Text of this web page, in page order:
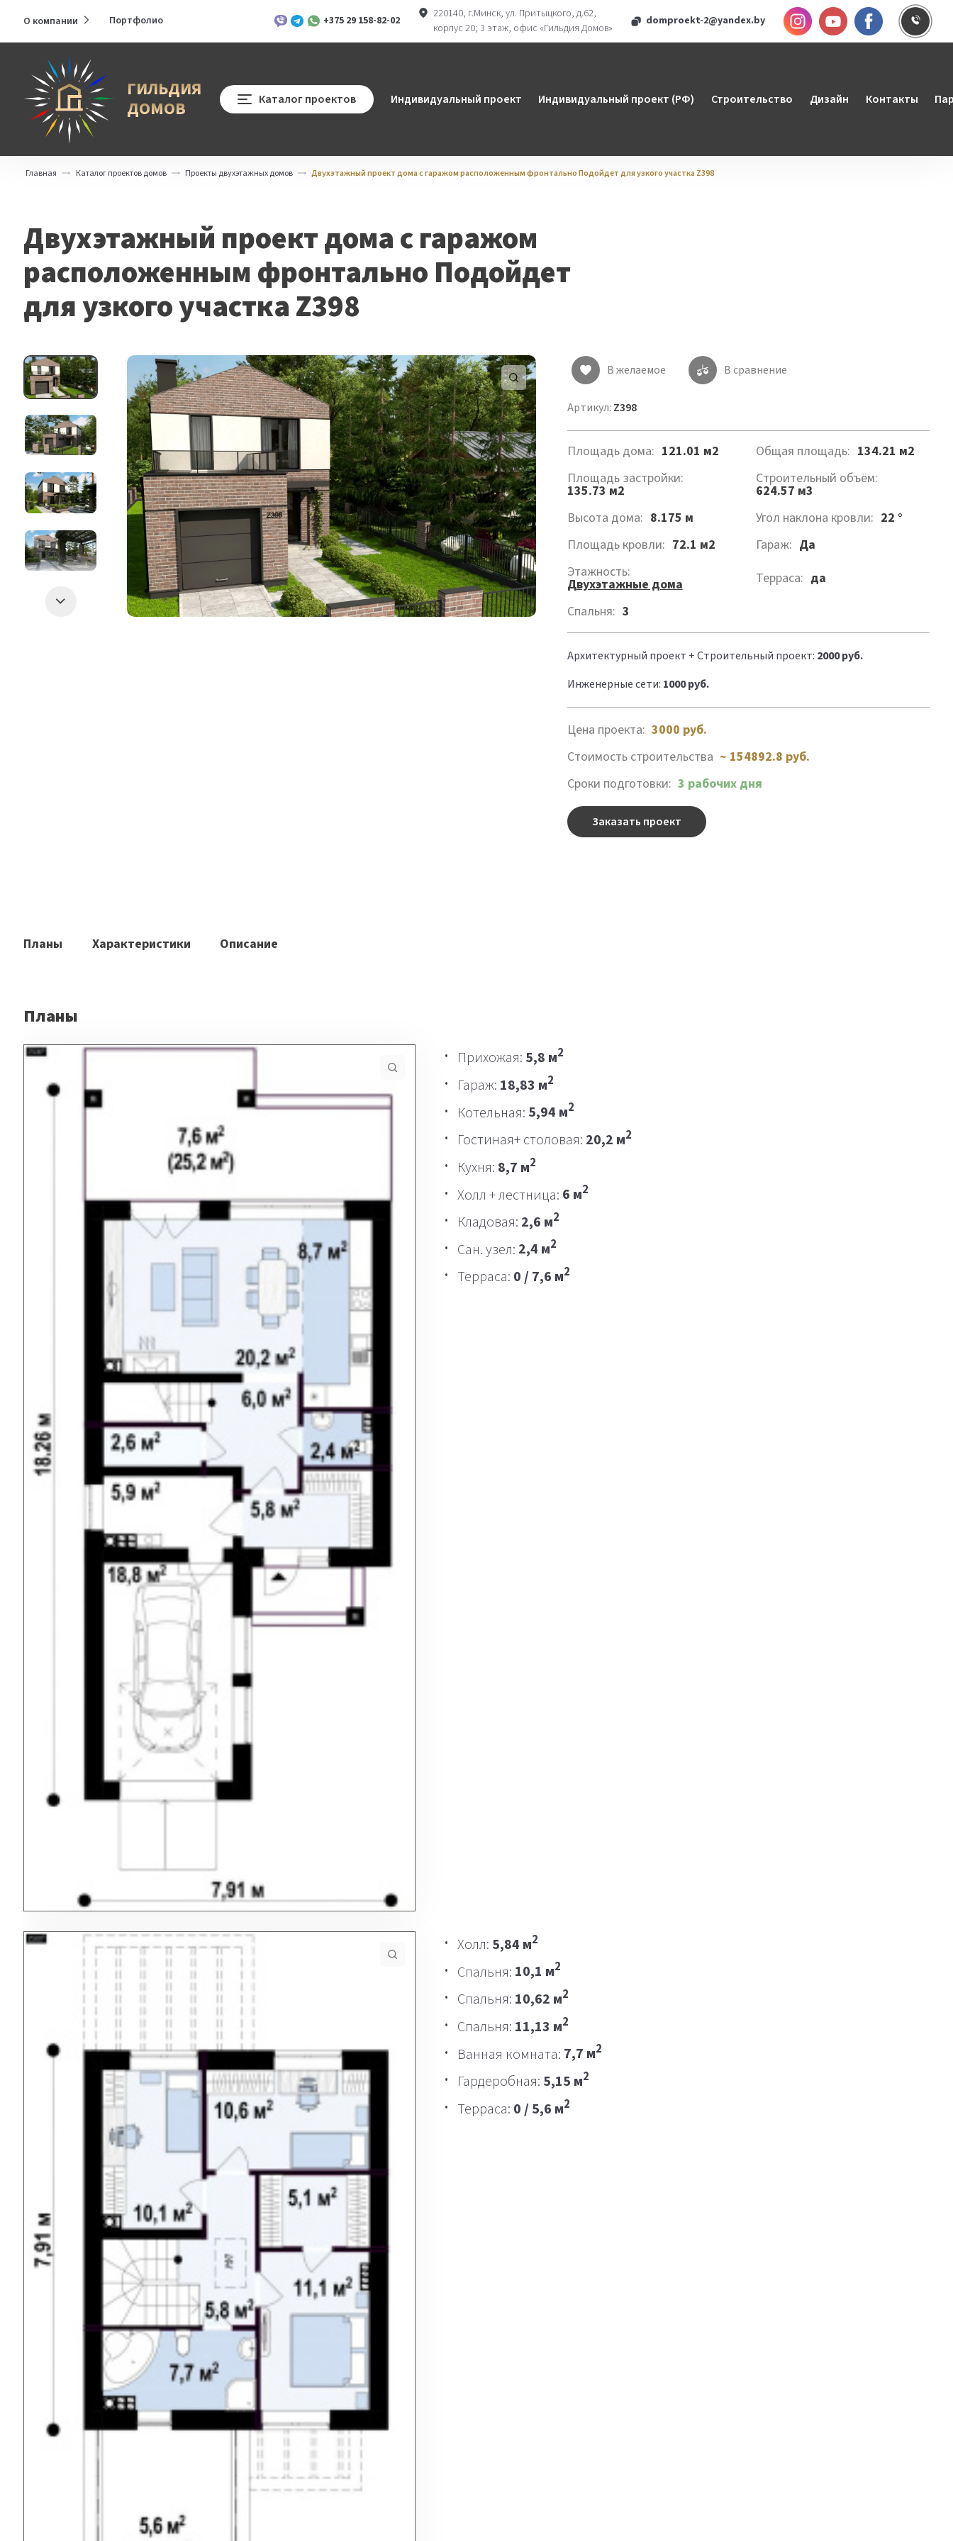
О компании
Развернуть
меню
Портфолио
+375 29 158-82-02
220140, г.Минск, ул. Притыцкого, д.62,
корпус 20; 3 этаж, офис «Гильдия Домов»
domproekt-2@yandex.by Инстаграм
YouTube
ГИЛЬДИЯ
ДОМОВ
Каталог проектов Индивидуальный проект Индивидуальный проект (РФ) Строительство Дизайн Контакты
Главная Каталог проектов домов Проекты двухэтажных домов Двухэтажный проект дома с гаражом расположенным фронтально Подойдет для узкого участка Z398
Двухэтажный проект дома с гаражом
расположенным фронтально Подойдет
для узкого участка Z398
В желаемое В сравнение
Артикул: Z398
Площадь дома: 121.01 м2 Общая площадь: 134.21 м2
Площадь застройки:
135.73 м2
Строительный объём:
624.57 м3
Высота дома: 8.175 м Угол наклона кровли: 22 °
Площадь кровли: 72.1 м2 Гараж: Да
Этажность:
Двухэтажные дома Терраса: да
Спальня: 3
Архитектурный проект + Строительный проект: 2000 руб.
Инженерные сети: 1000 руб.
Цена проекта: 3000 руб.
Стоимость строительства ~ 154892.8 руб.
Сроки подготовки: 3 рабочих дня
Заказать проект
Следующий слайд
Планы Характеристики Описание
Планы
Прихожая: 5,8 м2
Гараж: 18,83 м2
Котельная: 5,94 м2
Гостиная+ столовая: 20,2 м2
Кухня: 8,7 м2
Холл + лестница: 6 м2
Кладовая: 2,6 м2
Сан. узел: 2,4 м2
Терраса: 0 / 7,6 м2
Холл: 5,84 м2
Спальня: 10,1 м2
Спальня: 10,62 м2
Спальня: 11,13 м2
Ванная комната: 7,7 м2
Гардеробная: 5,15 м2
Терраса: 0 / 5,6 м2